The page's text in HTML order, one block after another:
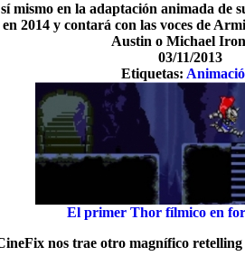
mismo en la adaptación animada
2014 y contará con las voces de
Austin o Michael
03/11/2013
Etiquetas:
El primer Thor fílmico en
nos trae otro magnífico